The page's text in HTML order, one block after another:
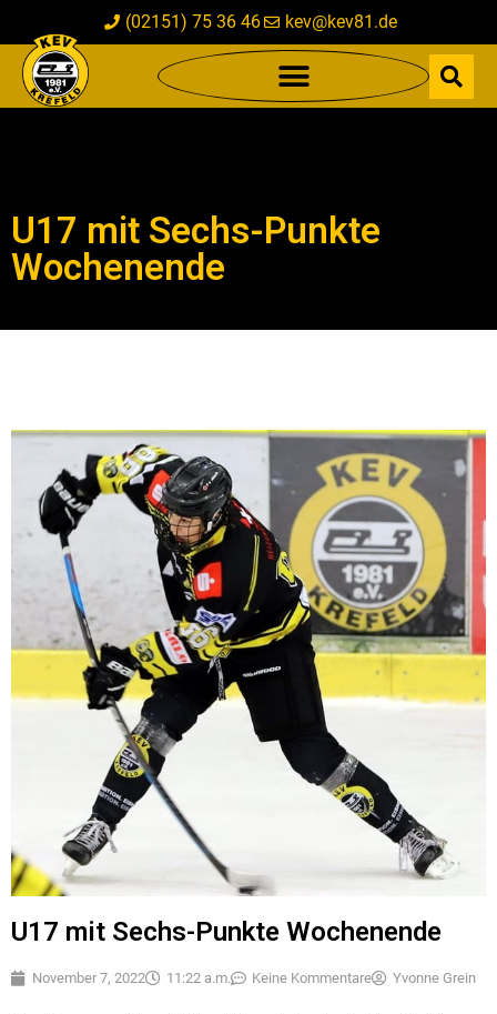
(02151) 75 36 46 kev@kev81.de
U17 mit Sechs-Punkte
Wochenende
U17 mit Sechs-Punkte Wochenende
November 7, 2022 11:22 a.m. Keine Kommentare Yvonne Grein